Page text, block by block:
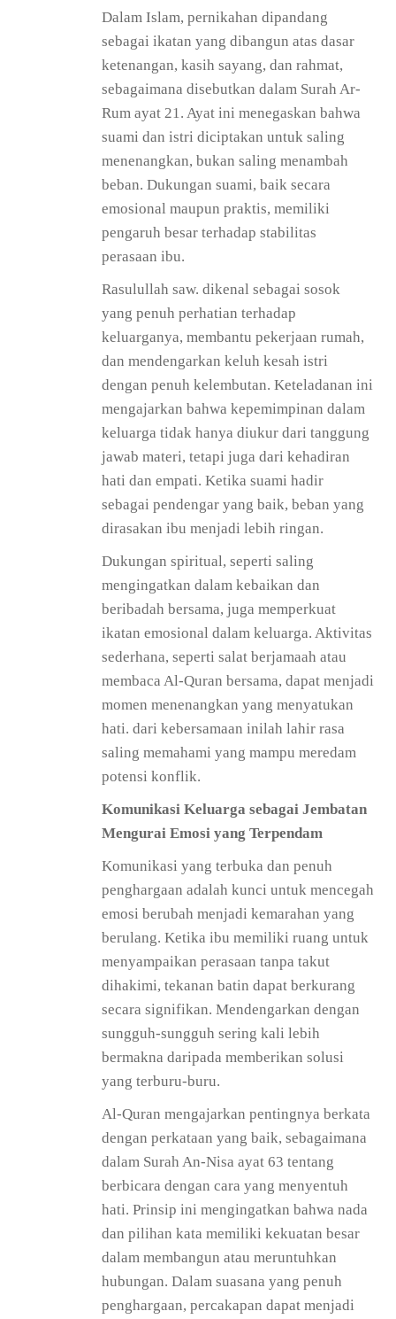
Dalam Islam, pernikahan dipandang
sebagai ikatan yang dibangun atas dasar
ketenangan, kasih sayang, dan rahmat,
sebagaimana disebutkan dalam Surah Ar-
Rum ayat 21. Ayat ini menegaskan bahwa
suami dan istri diciptakan untuk saling
menenangkan, bukan saling menambah
beban. Dukungan suami, baik secara
emosional maupun praktis, memiliki
pengaruh besar terhadap stabilitas
perasaan ibu.
Rasulullah saw. dikenal sebagai sosok
yang penuh perhatian terhadap
keluarganya, membantu pekerjaan rumah,
dan mendengarkan keluh kesah istri
dengan penuh kelembutan. Keteladanan ini
mengajarkan bahwa kepemimpinan dalam
keluarga tidak hanya diukur dari tanggung
jawab materi, tetapi juga dari kehadiran
hati dan empati. Ketika suami hadir
sebagai pendengar yang baik, beban yang
dirasakan ibu menjadi lebih ringan.
Dukungan spiritual, seperti saling
mengingatkan dalam kebaikan dan
beribadah bersama, juga memperkuat
ikatan emosional dalam keluarga. Aktivitas
sederhana, seperti salat berjamaah atau
membaca Al-Quran bersama, dapat menjadi
momen menenangkan yang menyatukan
hati. dari kebersamaan inilah lahir rasa
saling memahami yang mampu meredam
potensi konflik.
Komunikasi Keluarga sebagai Jembatan
Mengurai Emosi yang Terpendam
Komunikasi yang terbuka dan penuh
penghargaan adalah kunci untuk mencegah
emosi berubah menjadi kemarahan yang
berulang. Ketika ibu memiliki ruang untuk
menyampaikan perasaan tanpa takut
dihakimi, tekanan batin dapat berkurang
secara signifikan. Mendengarkan dengan
sungguh-sungguh sering kali lebih
bermakna daripada memberikan solusi
yang terburu-buru.
Al-Quran mengajarkan pentingnya berkata
dengan perkataan yang baik, sebagaimana
dalam Surah An-Nisa ayat 63 tentang
berbicara dengan cara yang menyentuh
hati. Prinsip ini mengingatkan bahwa nada
dan pilihan kata memiliki kekuatan besar
dalam membangun atau meruntuhkan
hubungan. Dalam suasana yang penuh
penghargaan, percakapan dapat menjadi